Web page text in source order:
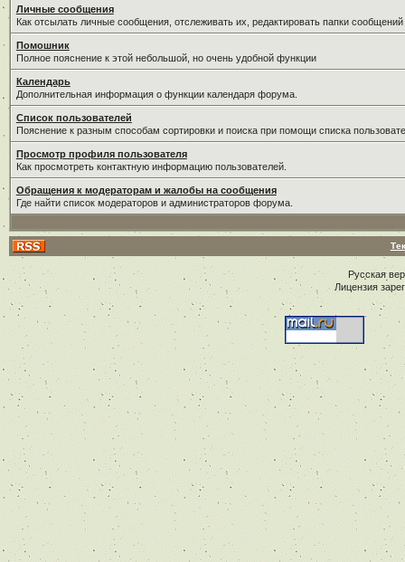
Личные сообщения
Как отсылать личные сообщения, отслеживать их, редактировать папки
Помошник
Полное пояснение к этой небольшой, но очень удобной функции
Календарь
Дополнительная информация о функции календаря форума.
Список пользователей
Пояснение к разным способам сортировки и поиска при помощи списка
Просмотр профиля пользователя
Как просмотреть контактную информацию пользователей.
Обращения к модераторам и жалобы на сообщения
Где найти список модераторов и администраторов форума.
Русская
Лицензия